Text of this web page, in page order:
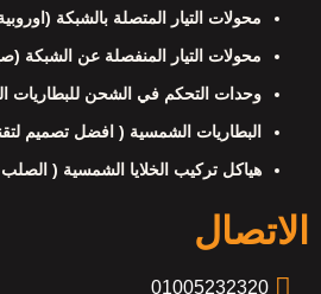
محولات التيار المتصلة بالشبكة
محولات التيار المنفصلة عن الشبكة
وحدات التحكم في الشحن للبطاريات
البطاريات الشمسية ( افضل تصميم
هياكل تركيب الخلايا الشمسية ( الصلب
الاتصال
01005232320